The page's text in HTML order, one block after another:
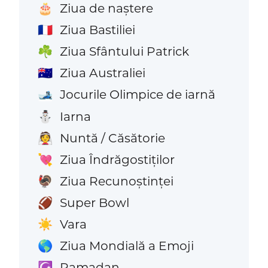
🎂 Ziua de naștere
🇫🇷 Ziua Bastiliei
☘️ Ziua Sfântului Patrick
🇦🇺 Ziua Australiei
🎿 Jocurile Olimpice de iarnă
⛄ Iarna
👰 Nuntă / Căsătorie
💘 Ziua Îndrăgostiților
🦃 Ziua Recunoștinței
🏈 Super Bowl
☀️ Vara
🌎 Ziua Mondială a Emoji